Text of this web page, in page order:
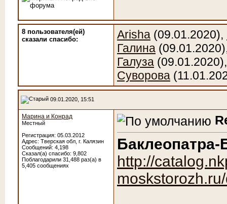
8 пользователя(ей)
сказали cпасибо:
Arisha (09.01.2020),
Галина
Галуза
Суворова
09.01.2020, 15:51
Марина и Конрад
Местный
Регистрация: 05.03.2012
Адрес: Тверская обл, г. Калязин
Сообщений: 4,198
Сказал(а) спасибо: 9,802
Поблагодарили 31,488 раз(а) в
5,405 сообщениях
Баклеопатра-
http://